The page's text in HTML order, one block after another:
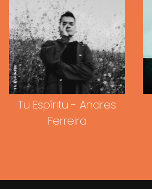
Tu Espíritu - Andres
Ferreira